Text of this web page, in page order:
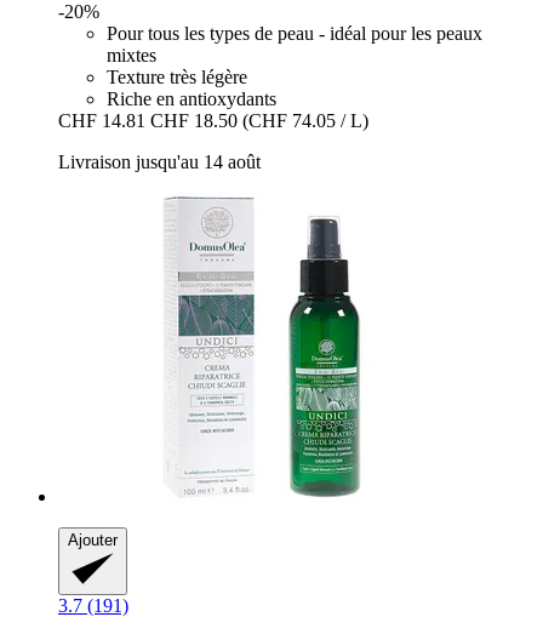
-20%
Pour tous les types de peau - idéal pour les peaux
mixtes
Texture très légère
Riche en antioxydants
CHF 14.81 CHF 18.50 (CHF 74.05 / L)
Livraison jusqu'au 14 août
Ajouter
3.7 (191)